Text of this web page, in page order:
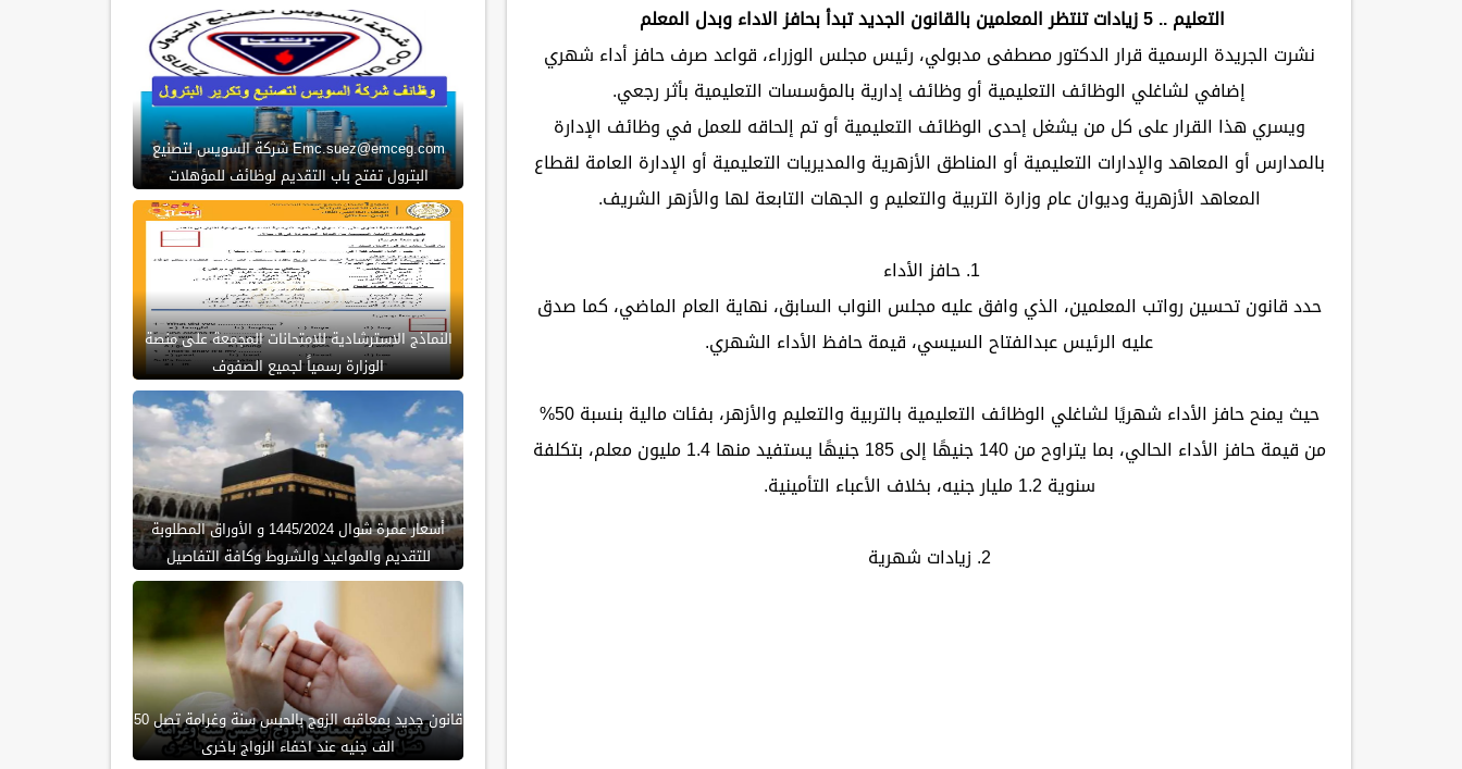
التعليم .. 5 زيادات تنتظر المعلمين بالقانون الجديد تبدأ بحافز الاداء وبدل المعلم
نشرت الجريدة الرسمية قرار الدكتور مصطفى مدبولي، رئيس مجلس الوزراء، قواعد صرف حافز أداء شهري
إضافي لشاغلي الوظائف التعليمية أو وظائف إدارية بالمؤسسات التعليمية بأثر رجعي.
ويسري هذا القرار على كل من يشغل إحدى الوظائف التعليمية أو تم إلحاقه للعمل في وظائف الإدارة
بالمدارس أو المعاهد والإدارات التعليمية أو المناطق الأزهرية والمديريات التعليمية أو الإدارة العامة لقطاع
المعاهد الأزهرية وديوان عام وزارة التربية والتعليم و الجهات التابعة لها والأزهر الشريف.
1. حافز الأداء
حدد قانون تحسين رواتب المعلمين، الذي وافق عليه مجلس النواب السابق، نهاية العام الماضي، كما صدق
عليه الرئيس عبدالفتاح السيسي، قيمة حافظ الأداء الشهري.
حيث يمنح حافز الأداء شهريًا لشاغلي الوظائف التعليمية بالتربية والتعليم والأزهر، بفئات مالية بنسبة 50%
من قيمة حافز الأداء الحالي، بما يتراوح من 140 جنيهًا إلى 185 جنيهًا يستفيد منها 1.4 مليون معلم، بتكلفة
سنوية 1.2 مليار جنيه، بخلاف الأعباء التأمينية.
2. زيادات شهرية
Emc.suez@emceg.com شركة السويس لتصنيع
البترول تفتح باب التقديم لوظائف للمؤهلات
النماذج الاسترشادية للامتحانات المجمعة على منصة
الوزارة رسمياً لجميع الصفوف
أسعار عمرة شوال 1445/2024 و الأوراق المطلوبة
للتقديم والمواعيد والشروط وكافة التفاصيل
قانون جديد بمعاقبه الزوج بالحبس سنة وغرامة تصل 50
الف جنيه عند اخفاء الزواج باخرى